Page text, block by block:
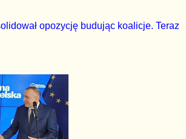
opozycję budując koalicje. Teraz